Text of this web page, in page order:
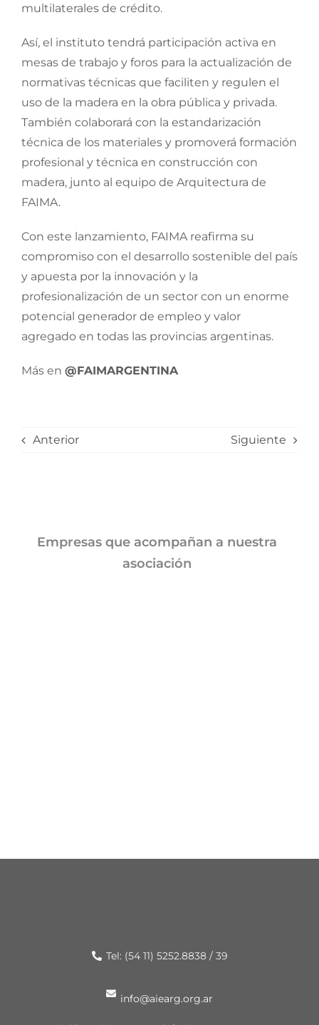
multilaterales de crédito.
Así, el instituto tendrá participación activa en
mesas de trabajo y foros para la actualización de
normativas técnicas que faciliten y regulen el
uso de la madera en la obra pública y privada.
También colaborará con la estandarización
técnica de los materiales y promoverá formación
profesional y técnica en construcción con
madera, junto al equipo de Arquitectura de
FAIMA.
Con este lanzamiento, FAIMA reafirma su
compromiso con el desarrollo sostenible del país
y apuesta por la innovación y la
profesionalización de un sector con un enorme
potencial generador de empleo y valor
agregado en todas las provincias argentinas.
Más en @FAIMARGENTINA
Anterior Siguiente
Empresas que acompañan a nuestra
asociación
Tel: (54 11) 5252.8838 / 39
info@aiearg.org.ar